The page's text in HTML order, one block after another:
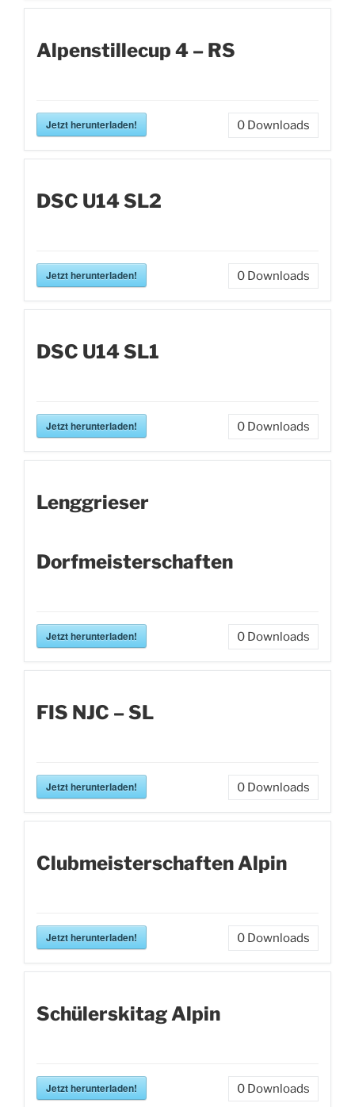
Alpenstillecup 4 – RS
Jetzt herunterladen! 0 Downloads
DSC U14 SL2
Jetzt herunterladen! 0 Downloads
DSC U14 SL1
Jetzt herunterladen! 0 Downloads
Lenggrieser
Dorfmeisterschaften
Jetzt herunterladen! 0 Downloads
FIS NJC – SL
Jetzt herunterladen! 0 Downloads
Clubmeisterschaften Alpin
Jetzt herunterladen! 0 Downloads
Schülerskitag Alpin
Jetzt herunterladen! 0 Downloads